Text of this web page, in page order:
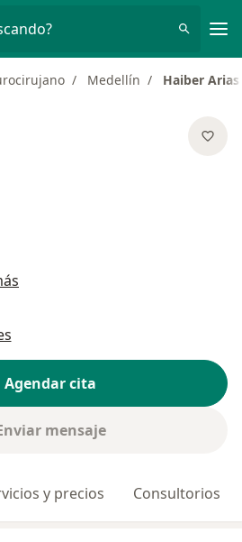
Medellín Haiber Arias
Agendar cita
mensaje
y precios Consultorios